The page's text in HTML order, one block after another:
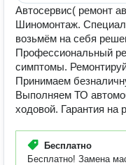
Автосервис( ремонт
Шиномонтаж.
возьмём на себя
Профессиональный
симптомы.
Принимаем
Выполняем ТО
ходовой. Гарантия на
Бесплатно
Бесплатно! Замена